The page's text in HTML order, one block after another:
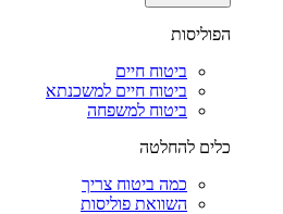
הפוליסות
ביטוח חיים
ביטוח חיים למשכנתא
ביטוח למשפחה
כלים להחלטה
כמה ביטוח צריך
השוואת פוליסות